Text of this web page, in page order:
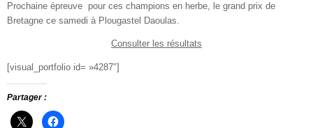
Prochaine épreuve pour ces champions en herbe, le grand prix de
Bretagne ce samedi à Plougastel Daoulas.
Consulter les résultats
[visual_portfolio id= »4287″]
Partager :